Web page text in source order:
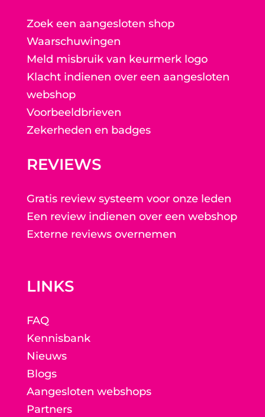
Zoek een aangesloten shop
Waarschuwingen
Meld misbruik van keurmerk logo
Klacht indienen over een aangesloten
webshop
Voorbeeldbrieven
Zekerheden en badges
REVIEWS
Gratis review systeem voor onze leden
Een review indienen over een webshop
Externe reviews overnemen
LINKS
FAQ
Kennisbank
Nieuws
Blogs
Aangesloten webshops
Partners